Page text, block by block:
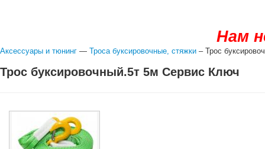
Нам
Аксессуары и тюнинг — Троса буксировочные, стяжки – Трос
Трос буксировочный.5т 5м Сервис Ключ